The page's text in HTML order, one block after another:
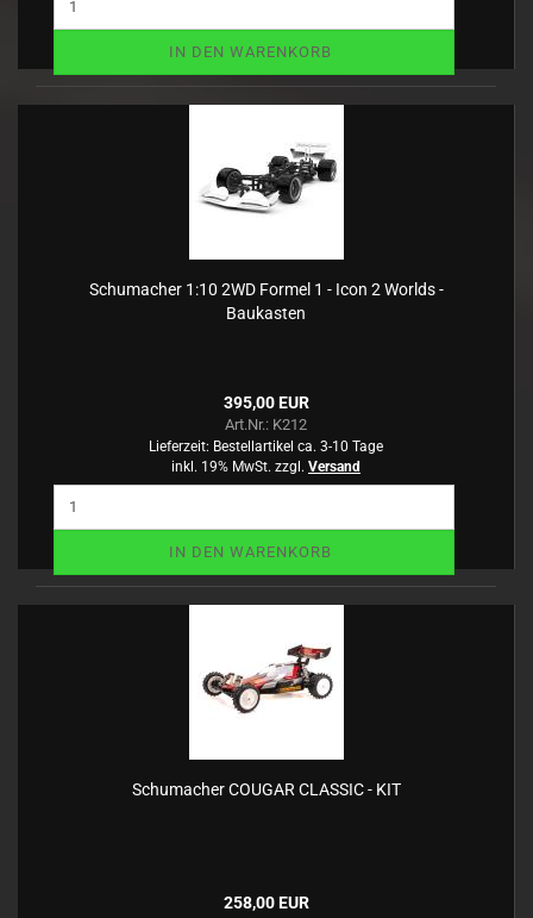
IN DEN WARENKORB
Schumacher 1:10 2WD Formel 1 - Icon 2 Worlds -
Baukasten
395,00 EUR
Art.Nr.: K212
Lieferzeit: Bestellartikel ca. 3-10 Tage
inkl. 19% MwSt. zzgl. Versand
IN DEN WARENKORB
Schumacher COUGAR CLASSIC - KIT
258,00 EUR